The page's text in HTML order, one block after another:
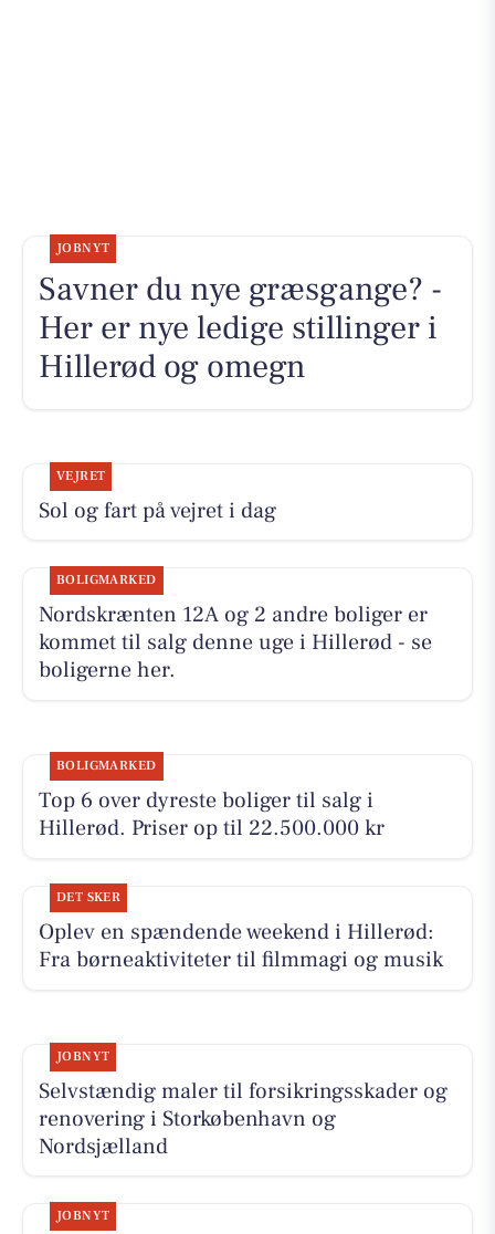
JOBNYT
Savner du nye græsgange? -
Her er nye ledige stillinger i
Hillerød og omegn
VEJRET
Sol og fart på vejret i dag
BOLIGMARKED
Nordskrænten 12A og 2 andre boliger er
kommet til salg denne uge i Hillerød - se
boligerne her.
BOLIGMARKED
Top 6 over dyreste boliger til salg i
Hillerød. Priser op til 22.500.000 kr
DET SKER
Oplev en spændende weekend i Hillerød:
Fra børneaktiviteter til filmmagi og musik
JOBNYT
Selvstændig maler til forsikringsskader og
renovering i Storkøbenhavn og
Nordsjælland
JOBNYT